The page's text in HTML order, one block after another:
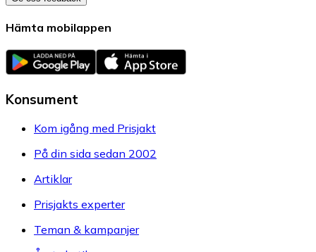
Hämta mobilappen
Konsument
Kom igång med Prisjakt
På din sida sedan 2002
Artiklar
Prisjakts experter
Teman & kampanjer